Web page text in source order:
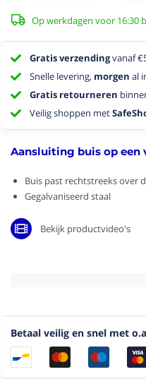
Aansluiting buis op een
Op werkdagen voor 16:30
Buis past rechtstreeks over
Gegalvaniseerd staal
Bekijk productvideo's
Gratis verzendingvanaf
Snelle levering, morgen al
Gratis retourneren
Veilig shoppen met
Betaal veilig en snel met